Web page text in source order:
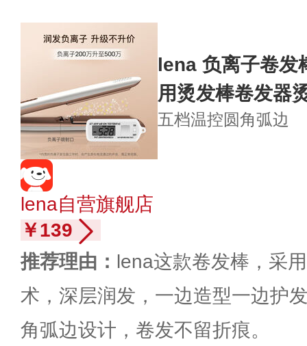
lena 负离子卷发
用烫发棒卷发器
五档温控圆角弧边
lena自营旗舰店
￥139
推荐理由： lena这款卷发棒，采
术，深层润发，一边造型一边护
角弧边设计，卷发不留折痕。